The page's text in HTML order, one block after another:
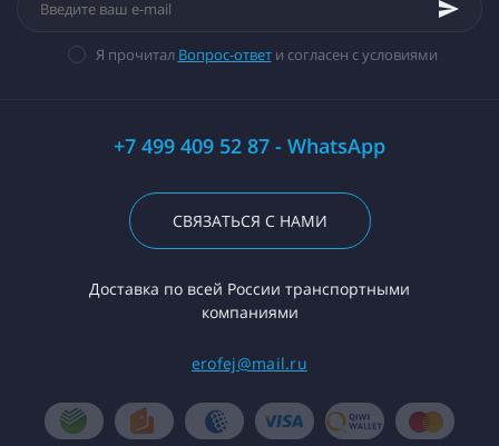
Я прочитал Вопрос-ответи согласен с условиями
+7 499 409 52 87 - WhatsApp
СВЯЗАТЬСЯ С НАМИ
Доставка по всей России транспортными
компаниями
erofej@mail.ru